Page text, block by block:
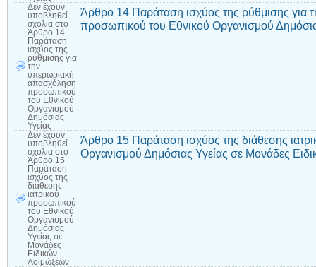
Δεν έχουν
υποβληθεί
σχόλια στο
Άρθρο 14
Παράταση
ισχύος της
ρύθμισης για
την
υπερωριακή
απασχόληση
προσωπικού
του Εθνικού
Οργανισμού
Δημόσιας
Υγείας
Άρθρο 14 Παράταση ισχύος της ρύθμισης για
προσωπικού του Εθνικού Οργανισμού
Δεν έχουν
υποβληθεί
σχόλια στο
Άρθρο 15
Παράταση
ισχύος της
διάθεσης
ιατρικού
προσωπικού
του Εθνικού
Οργανισμού
Δημόσιας
Υγείας σε
Μονάδες
Ειδικών
Λοιμώξεων
Άρθρο 15 Παράταση ισχύος της διάθεσης
Οργανισμού Δημόσιας Υγείας σε Μονάδες